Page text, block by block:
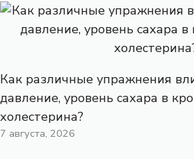
Как различные упражнения
давление, уровень сахара в
холестерина?
7 августа, 2026